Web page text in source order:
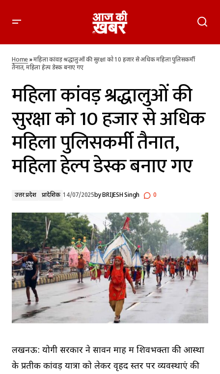
पुलिसकर्मी तैनात, महिला हेल्प डेस्क बनाए गए
Home»महिला कांवड़ श्रद्धालुओं की सुरक्षा को 10 हजार से अधिक महिला पुलिसकर्मी
तैनात, महिला हेल्प डेस्क बनाए गए
महिला कांवड़ श्रद्धालुओं की
सुरक्षा को 10 हजार से अधिक
महिला पुलिसकर्मी तैनात,
महिला हेल्प डेस्क बनाए गए
उत्तर प्रदेश प्रादेशिक 14/07/2025byBRIJESH Singh 0
लखनऊ: योगी सरकार ने सावन माह में शिवभक्तों की आस्था
के प्रतीक कांवड़ यात्रा को लेकर वृहद स्तर पर व्यवस्थाएं की